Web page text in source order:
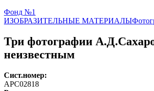
Фонд №1
ИЗОБРАЗИТЕЛЬНЫЕ МАТЕРИАЛЫ
Три фотографии
неизвестным
Сист.номер:
АРС02818